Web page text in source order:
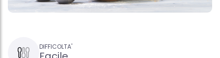
DIFFICOLTA'